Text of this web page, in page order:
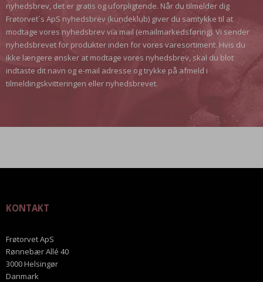
nyhedsbrev, det er gratis og uforpligtende. Når du tilmelder dig
Frøtorvet´s ApS nyhedsbrev (kundeklub) giver du samtykke til at
modtage vores nyhedsbrev via mail (emailmarkedsføring). Vi sender
nyhedsbrevet for produkter inden for vores varesortiment. Hvis du
ikke længere ønsker at modtage vores nyhedsbrev, skal du blot
indtaste dit navn og e-mail adresse og trykke på afmeld i
tilmeldingskvitteringen eller nyhedsbrevet.
KONTAKT
Frøtorvet ApS
Rønnebær Allé 40
3000 Helsingør
Danmark